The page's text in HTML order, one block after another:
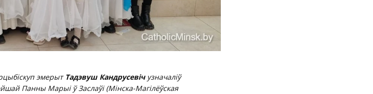
эмерыт Тадэвуш Кандрусевічузначаліў
Панны Марыі ў Заслаўі (Мінска-Магілёўская